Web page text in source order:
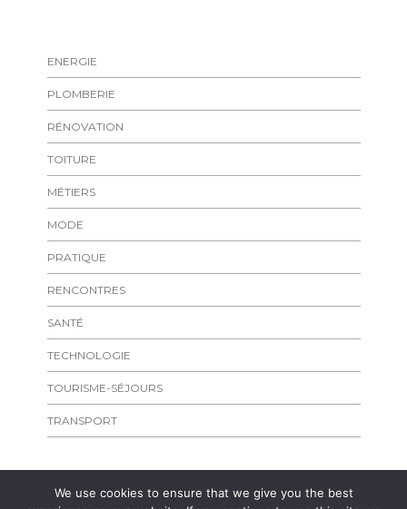
ENERGIE
PLOMBERIE
RÉNOVATION
TOITURE
MÉTIERS
MODE
PRATIQUE
RENCONTRES
SANTÉ
TECHNOLOGIE
TOURISME-SÉJOURS
TRANSPORT
We use cookies to ensure that we give you the best